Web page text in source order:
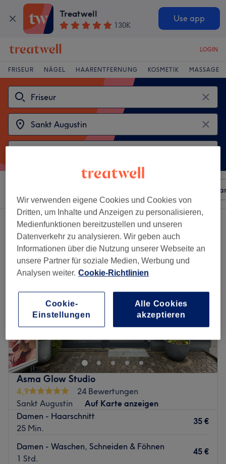
Treatwell
130K
Use app
LOGIN
FRISEUR NÄGEL HAARENTFERNUNG KOSMETIK MASSAGE
Wähle aus 2friseure in Sankt Augustin
Asma Glow Studio
4,9
24 Bewertungen
Sankt Augustin
Auf Karte anzeigen
Damen - Haarschnitt
25 Min.
35 €
Damen - Waschen, Schneiden & Föhnen
1 Std.
45 €
Wir verwenden eigene Cookies und Cookies von
Dritten, um Inhalte und Anzeigen zu personalisieren,
Medienfunktionen bereitzustellen und unseren
Datenverkehr zu analysieren. Wir geben auch
Informationen über die Nutzung unserer Webseite an
unsere Partner für soziale Medien, Werbung und
Analysen weiter. Cookie-Richtlinien
Cookie-
Einstellungen
Alle Cookies
akzeptieren